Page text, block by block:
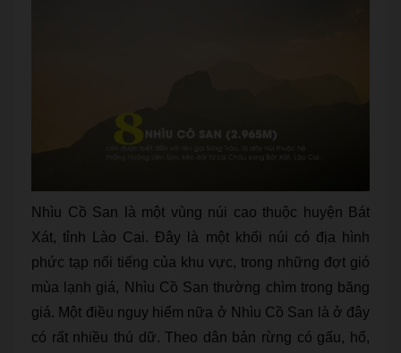
Nhìu Cồ San là một vùng núi cao thuộc huyện Bát
Xát, tỉnh Lào Cai. Đây là một khối núi có địa hình
phức tạp nổi tiếng của khu vực, trong những đợt gió
mùa lạnh giá, Nhìu Cồ San thường chìm trong băng
giá. Một điều nguy hiểm nữa ở Nhìu Cồ San là ở đây
có rất nhiều thú dữ. Theo dân bản rừng có gấu, hổ,